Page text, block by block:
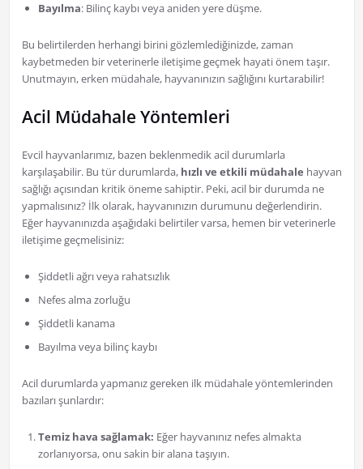
Bayılma: Bilinç kaybı veya aniden yere düşme.
Bu belirtilerden herhangi birini gözlemlediğinizde, zaman
kaybetmeden bir veterinerle iletişime geçmek hayati önem taşır.
Unutmayın, erken müdahale, hayvanınızın sağlığını kurtarabilir!
Acil Müdahale Yöntemleri
Evcil hayvanlarımız, bazen beklenmedik acil durumlarla
karşılaşabilir. Bu tür durumlarda, hızlı ve etkili müdahale hayvan
sağlığı açısından kritik öneme sahiptir. Peki, acil bir durumda ne
yapmalısınız? İlk olarak, hayvanınızın durumunu değerlendirin.
Eğer hayvanınızda aşağıdaki belirtiler varsa, hemen bir veterinerle
iletişime geçmelisiniz:
Şiddetli ağrı veya rahatsızlık
Nefes alma zorluğu
Şiddetli kanama
Bayılma veya bilinç kaybı
Acil durumlarda yapmanız gereken ilk müdahale yöntemlerinden
bazıları şunlardır:
Temiz hava sağlamak: Eğer hayvanınız nefes almakta
zorlanıyorsa, onu sakin bir alana taşıyın.